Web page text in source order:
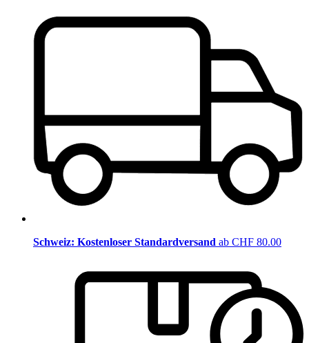
Schweiz: Kostenloser Standardversand ab CHF 80.00